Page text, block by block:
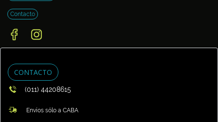
Contacto
CONTACTO
(011) 44208615
Envíos sólo a CABA